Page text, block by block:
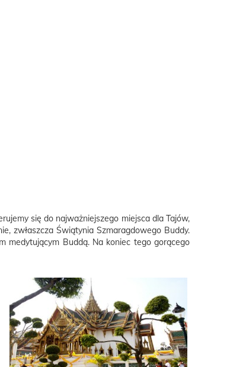
się do najważniejszego miejsca dla Tajów,
zwłaszcza Świątynia Szmaragdowego Buddy.
medytującym Buddą. Na koniec tego gorącego